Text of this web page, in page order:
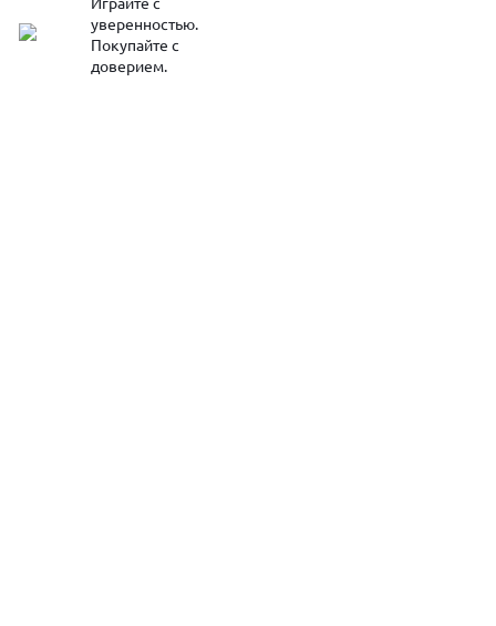
уверенностью.
Покупайте с
доверием.